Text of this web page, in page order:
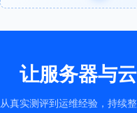
让服务器与
从真实测评到运维经验，持续